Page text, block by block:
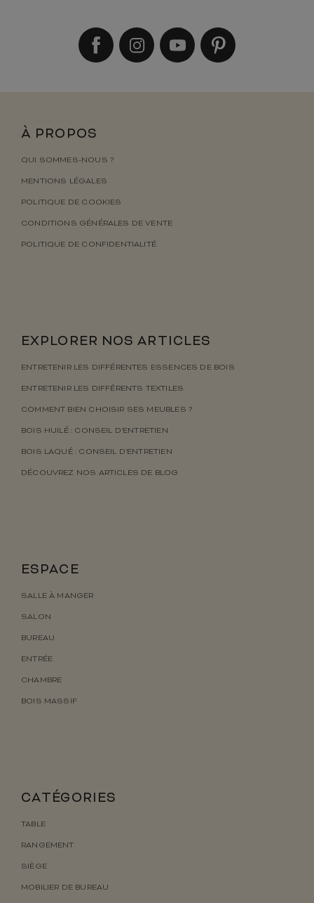
À PROPOS
QUI SOMMES-NOUS ?
MENTIONS LÉGALES
POLITIQUE DE COOKIES
CONDITIONS GÉNÉRALES DE VENTE
POLITIQUE DE CONFIDENTIALITÉ
EXPLORER NOS ARTICLES
ENTRETENIR LES DIFFÉRENTES ESSENCES DE BOIS
ENTRETENIR LES DIFFÉRENTS TEXTILES
COMMENT BIEN CHOISIR SES MEUBLES ?
BOIS HUILÉ : CONSEIL D’ENTRETIEN
BOIS LAQUÉ : CONSEIL D’ENTRETIEN
DÉCOUVREZ NOS ARTICLES DE BLOG
ESPACE
SALLE À MANGER
SALON
BUREAU
ENTRÉE
CHAMBRE
BOIS MASSIF
CATÉGORIES
TABLE
RANGEMENT
SIÈGE
MOBILIER DE BUREAU